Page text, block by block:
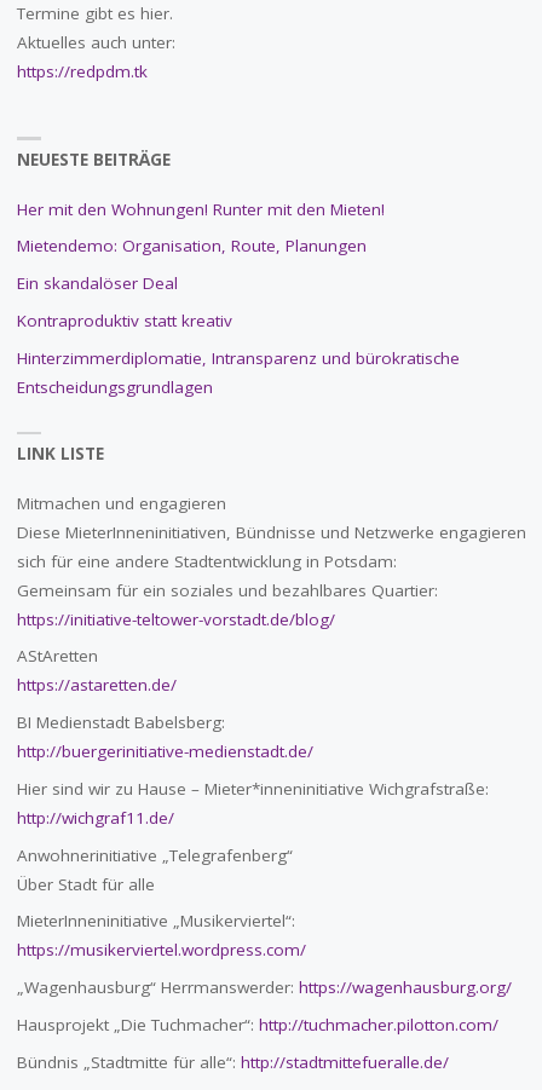
Termine gibt es hier.
Aktuelles auch unter:
https://redpdm.tk
NEUESTE BEITRÄGE
Her mit den Wohnungen! Runter mit den Mieten!
Mietendemo: Organisation, Route, Planungen
Ein skandalöser Deal
Kontraproduktiv statt kreativ
Hinterzimmerdiplomatie, Intransparenz und bürokratische
Entscheidungsgrundlagen
LINK LISTE
Mitmachen und engagieren
Diese MieterInneninitiativen, Bündnisse und Netzwerke engagieren
sich für eine andere Stadtentwicklung in Potsdam:
Gemeinsam für ein soziales und bezahlbares Quartier:
https://initiative-teltower-vorstadt.de/blog/
AStAretten
https://astaretten.de/
BI Medienstadt Babelsberg:
http://buergerinitiative-medienstadt.de/
Hier sind wir zu Hause – Mieter*inneninitiative Wichgrafstraße:
http://wichgraf11.de/
Anwohnerinitiative „Telegrafenberg“
Über Stadt für alle
MieterInneninitiative „Musikerviertel“:
https://musikerviertel.wordpress.com/
„Wagenhausburg“ Herrmanswerder: https://wagenhausburg.org/
Hausprojekt „Die Tuchmacher“: http://tuchmacher.pilotton.com/
Bündnis „Stadtmitte für alle“: http://stadtmittefueralle.de/